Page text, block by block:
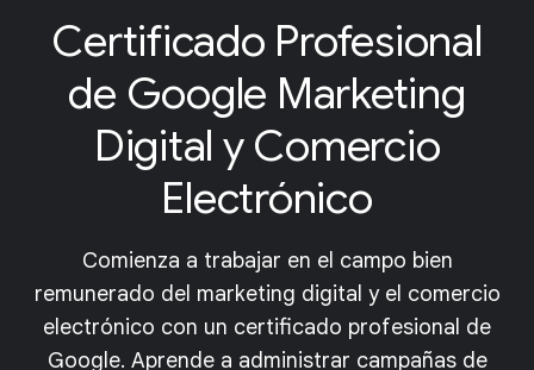
Certificado Profesional
de Google Marketing
Digital y Comercio
Electrónico
Comienza a trabajar en el campo bien
remunerado del marketing digital y el comercio
electrónico con un certificado profesional de
Google. Aprende a administrar campañas de